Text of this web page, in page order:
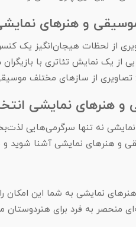
و هنرهای
از لحظات هیجان‌انگیز یک
از یک نمایش تئاتری با
از سازهای مختلف
و هنرهای نمایشی
نه تنها سرگرمی‌هایی
و هنرهای نمایشی آشنا شوید و
نمایشی به شما این امکان
منحصر به فرد برای هنردوستان